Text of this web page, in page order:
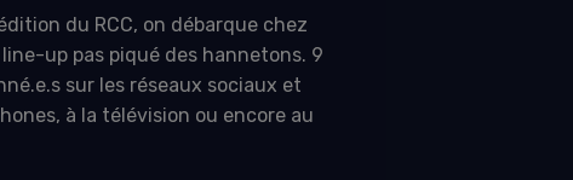
du RCC, on débarque chez
up pas piqué des hannetons. 9
sur les réseaux sociaux et
à la télévision ou encore au